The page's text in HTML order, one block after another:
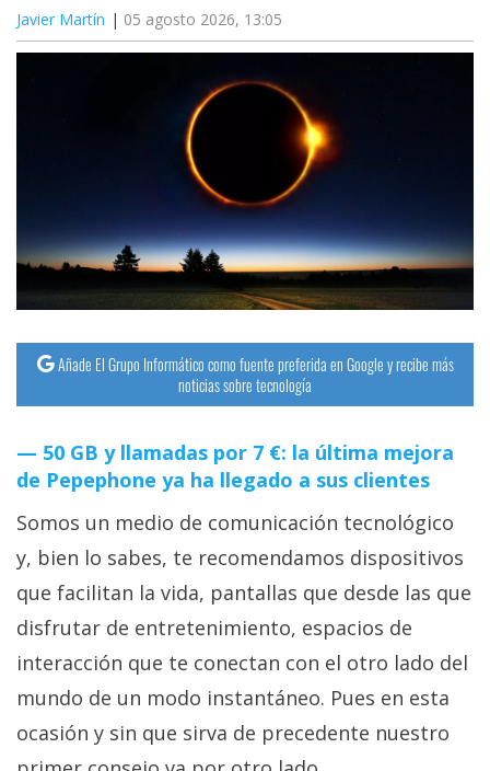
Javier Martín 05 agosto 2026, 13:05
Añade El Grupo Informático como fuente preferida en Google y recibe más
noticias sobre tecnología
50 GB y llamadas por 7 €: la última mejora
de Pepephone ya ha llegado a sus clientes
Somos un medio de comunicación tecnológico
y, bien lo sabes, te recomendamos dispositivos
que facilitan la vida, pantallas que desde las que
disfrutar de entretenimiento, espacios de
interacción que te conectan con el otro lado del
mundo de un modo instantáneo. Pues en esta
ocasión y sin que sirva de precedente nuestro